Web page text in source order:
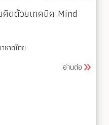
ดด้วยเทคนิค Mind
ชาดไทย
อ่านต่อ